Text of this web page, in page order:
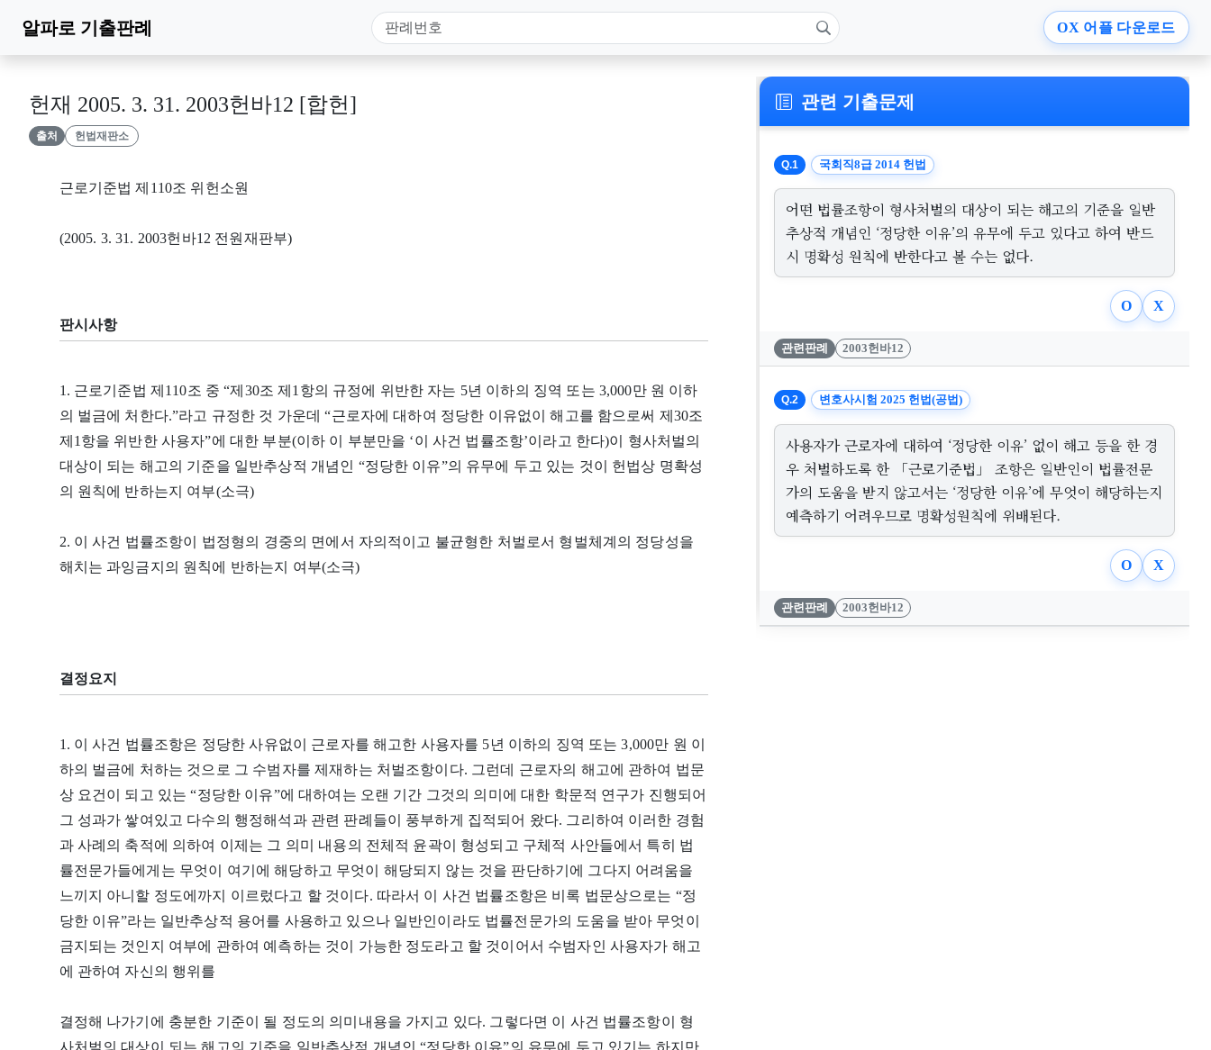
알파로 기출판례 OX 어플 다운로드
헌재 2005. 3. 31. 2003헌바12 [합헌]
출처 헌법재판소
근로기준법 제110조 위헌소원
(2005. 3. 31. 2003헌바12 전원재판부)
판시사항
1. 근로기준법 제110조 중 “제30조 제1항의 규정에 위반한 자는 5년 이하의 징역 또는 3,000만 원 이하
의 벌금에 처한다.”라고 규정한 것 가운데 “근로자에 대하여 정당한 이유없이 해고를 함으로써 제30조
제1항을 위반한 사용자”에 대한 부분(이하 이 부분만을 ‘이 사건 법률조항’이라고 한다)이 형사처벌의
대상이 되는 해고의 기준을 일반추상적 개념인 “정당한 이유”의 유무에 두고 있는 것이 헌법상 명확성
의 원칙에 반하는지 여부(소극)
2. 이 사건 법률조항이 법정형의 경중의 면에서 자의적이고 불균형한 처벌로서 형벌체계의 정당성을
해치는 과잉금지의 원칙에 반하는지 여부(소극)
결정요지
1. 이 사건 법률조항은 정당한 사유없이 근로자를 해고한 사용자를 5년 이하의 징역 또는 3,000만 원 이
하의 벌금에 처하는 것으로 그 수범자를 제재하는 처벌조항이다. 그런데 근로자의 해고에 관하여 법문
상 요건이 되고 있는 “정당한 이유”에 대하여는 오랜 기간 그것의 의미에 대한 학문적 연구가 진행되어
그 성과가 쌓여있고 다수의 행정해석과 관련 판례들이 풍부하게 집적되어 왔다. 그리하여 이러한 경험
과 사례의 축적에 의하여 이제는 그 의미 내용의 전체적 윤곽이 형성되고 구체적 사안들에서 특히 법
률전문가들에게는 무엇이 여기에 해당하고 무엇이 해당되지 않는 것을 판단하기에 그다지 어려움을
느끼지 아니할 정도에까지 이르렀다고 할 것이다. 따라서 이 사건 법률조항은 비록 법문상으로는 “정
당한 이유”라는 일반추상적 용어를 사용하고 있으나 일반인이라도 법률전문가의 도움을 받아 무엇이
금지되는 것인지 여부에 관하여 예측하는 것이 가능한 정도라고 할 것이어서 수범자인 사용자가 해고
에 관하여 자신의 행위를
결정해 나가기에 충분한 기준이 될 정도의 의미내용을 가지고 있다. 그렇다면 이 사건 법률조항이 형
사처벌의 대상이 되는 해고의 기준을 일반추상적 개념인 “정당한 이유”의 유무에 두고 있기는 하지만,
관련 기출문제
Q.1 국회직8급 2014 헌법
어떤 법률조항이 형사처벌의 대상이 되는 해고의 기준을 일반
추상적 개념인 ‘정당한 이유’의 유무에 두고 있다고 하여 반드
시 명확성 원칙에 반한다고 볼 수는 없다.
O X
관련판례 2003헌바12
Q.2 변호사시험 2025 헌법(공법)
사용자가 근로자에 대하여 ‘정당한 이유’ 없이 해고 등을 한 경
우 처벌하도록 한 「근로기준법」 조항은 일반인이 법률전문
가의 도움을 받지 않고서는 ‘정당한 이유’에 무엇이 해당하는지
예측하기 어려우므로 명확성원칙에 위배된다.
O X
관련판례 2003헌바12